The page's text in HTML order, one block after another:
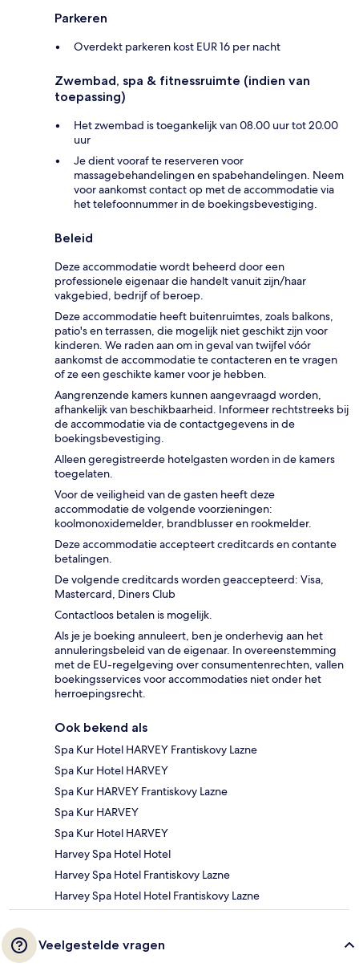
Parkeren
Overdekt parkeren kost EUR 16 per nacht
Zwembad, spa & fitnessruimte (indien van
toepassing)
Het zwembad is toegankelijk van 08.00 uur tot 20.00
uur
Je dient vooraf te reserveren voor
massagebehandelingen en spabehandelingen. Neem
voor aankomst contact op met de accommodatie via
het telefoonnummer in de boekingsbevestiging.
Beleid
Deze accommodatie wordt beheerd door een
professionele eigenaar die handelt vanuit zijn/haar
vakgebied, bedrijf of beroep.
Deze accommodatie heeft buitenruimtes, zoals balkons,
patio's en terrassen, die mogelijk niet geschikt zijn voor
kinderen. We raden aan om in geval van twijfel vóór
aankomst de accommodatie te contacteren en te vragen
of ze een geschikte kamer voor je hebben.
Aangrenzende kamers kunnen aangevraagd worden,
afhankelijk van beschikbaarheid. Informeer rechtstreeks bij
de accommodatie via de contactgegevens in de
boekingsbevestiging.
Alleen geregistreerde hotelgasten worden in de kamers
toegelaten.
Voor de veiligheid van de gasten heeft deze
accommodatie de volgende voorzieningen:
koolmonoxidemelder, brandblusser en rookmelder.
Deze accommodatie accepteert creditcards en contante
betalingen.
De volgende creditcards worden geaccepteerd: Visa,
Mastercard, Diners Club
Contactloos betalen is mogelijk.
Als je je boeking annuleert, ben je onderhevig aan het
annuleringsbeleid van de eigenaar. In overeenstemming
met de EU-regelgeving over consumentenrechten, vallen
boekingsservices voor accommodaties niet onder het
herroepingsrecht.
Ook bekend als
Spa Kur Hotel HARVEY Frantiskovy Lazne
Spa Kur Hotel HARVEY
Spa Kur HARVEY Frantiskovy Lazne
Spa Kur HARVEY
Spa Kur Hotel HARVEY
Harvey Spa Hotel Hotel
Harvey Spa Hotel Frantiskovy Lazne
Harvey Spa Hotel Hotel Frantiskovy Lazne
Veelgestelde vragen